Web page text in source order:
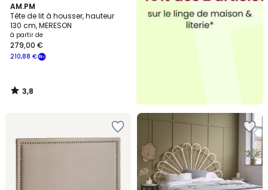
AM.PM
Tête de lit à housser, hauteur
130 cm, MERESON
à partir de
210,88 €
279,00 €
3,8
/ 5
3,8
/